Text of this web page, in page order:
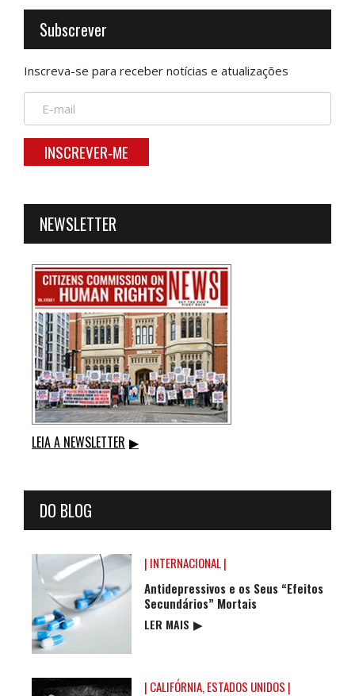
Subscrever
Inscreva-se para receber notícias e atualizações
INSCREVER‑ME
NEWSLETTER
LEIA A NEWSLETTER ▶
DO BLOG
| INTERNACIONAL |
Antidepressivos e os Seus “Efeitos
Secundários” Mortais
LER MAIS ▶
| CALIFÓRNIA, ESTADOS UNIDOS |